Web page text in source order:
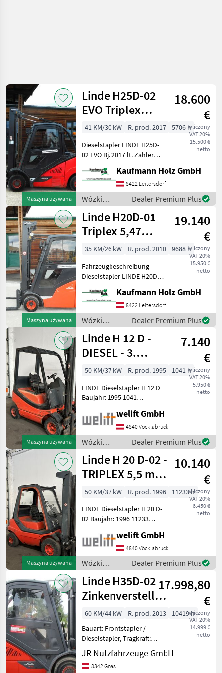
Maszyna używana
Linde H25D-02
EVO Triplex
5,96m + SS +
Kabine
18.600
€
wliczony
VAT 20%
15.500 €
netto
41 KM/30 kW R. prod. 2017
5706 h
Dieselstapler LINDE H25D-
02 EVO Bj. 2017 lt. Zähler
Hubkraft 2, 57 Meter
Bauhöhe 5, 96 Meter
Hubhöhe 30 KW -
Triplexfreihubmast
Kaufmann Holz GmbH
8422 Leitersdorf
Wózki
widłowe i
technika
magazynowa
/ Linde
Dealer Premium Plus
Maszyna używana
Linde H20D-01
Triplex 5,47
Meter
19.140
€
wliczony
VAT 20%
15.950 €
netto
35 KM/26 kW R. prod. 2010
9688 h
Fahrzeugbeschreibung
Dieselstapler LINDE H20D-
Stunden 2 Tonnen Hubkraft
2, 44 Meter Bauhöhe 5, 57
Meter Hubhöhe 26 KW VW-
Mo
Kaufmann Holz GmbH
8422 Leitersdorf
Wózki
widłowe i
technika
magazynowa
/ Linde
Dealer Premium Plus
Maszyna używana
Linde H 12 D -
DIESEL - 3.
Steuerkreis !!!
7.140
€
wliczony
VAT 20%
5.950 €
netto
50 KM/37 kW R. prod. 1995
1041 h
LINDE Dieselstapler H 12 D
Baujahr: 1995 1041
Zähler Tragkraft: 1200 kg
Hubmast: Duplex-Freisicht
Hubhöhe: 3200 mm
Bauhöhe: 2070 mm Ber
welift GmbH
4840 Vöcklabruck
Wózki
widłowe i
technika
magazynowa
/ Linde
Dealer Premium Plus
Maszyna używana
Linde H 20 D-02 -
TRIPLEX 5,5 m -
SEITENSCHIEBER
10.140
€
wliczony
VAT 20%
8.450 €
netto
50 KM/37 kW R. prod. 1996
11233 h
LINDE Dieselstapler H 20 D-
02 Baujahr: 1996 11233
2000 kg Hubmast: TRIPLEX-
Freihub Hubhöhe: 5500 mm
Bauhöhe: 2450 mm
Freihub: 18
welift GmbH
4840 Vöcklabruck
Wózki
widłowe i
technika
magazynowa
/ Linde
Dealer Premium Plus
Linde H35D-02
Zinkenversteller
+ Seitenschieber
17.998,80
€
wliczony
VAT 20%
14.999 €
netto
60 KM/44 kW R. prod. 2013
10419 h
Bauart: Frontstapler /
Dieselstapler, Tragkraft:
3500kg, Hubhöhe: 4800mm,
Bauhöhe: 2200mm,
Bereifung vorne: Vollgummi
JR Nutzfahrzeuge GmbH
8342 Gnas